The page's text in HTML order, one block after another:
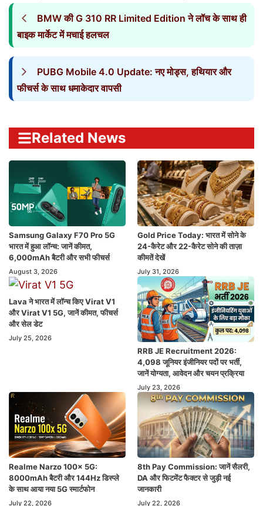
BMW की G 310 RR Limited Edition ने लॉच के साथ ही
बाइक मार्केट में मचाई हलचल
PUBG Mobile 4.0 Update: नए मोड्स, हथियार और
फीचर्स के साथ धमाकेदार वापसी
Related News
Samsung Galaxy F70 Pro 5G
भारत में हुआ लॉन्च: जानें कीमत,
6,000mAh बैटरी और सभी फीचर्स
August 3, 2026
Gold Price Today: भारत में सोने के
24-कैरेट और 22-कैरेट सोने की ताज़ा
कीमतें देखें
July 31, 2026
Lava ने भारत में लॉन्च किए Virat V1
और Virat V1 5G, जानें कीमत, फीचर्स
और सेल डेट
July 25, 2026
RRB JE Recruitment 2026:
4,098 जूनियर इंजीनियर पदों पर भर्ती,
जानें योग्यता, आवेदन और चयन प्रक्रिया
July 23, 2026
Realme Narzo 100x 5G:
8000mAh बैटरी और 144Hz डिस्प्ले
के साथ आया नया 5G स्मार्टफोन
July 22, 2026
8th Pay Commission: जानें सैलरी,
DA और फिटमेंट फैक्टर से जुड़ी नई
जानकारी
July 22, 2026